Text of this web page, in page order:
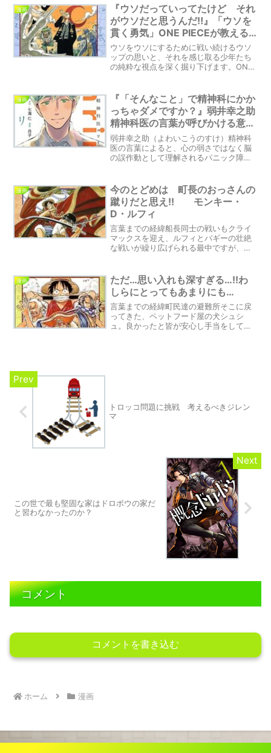
さを教えてくれるものです。私たちの日
常やビジネスにおいても、成功への意志
や共感を育む要素となるでしょう。この
言葉は挑戦を乗り越える勇気を与え、成
果を引き寄せる手助けとなるでしょう。
詳細な解説をブログ記事でお伝えしま
す。
漫画
『ウソだっていってたけど それ
がウソだと思うんだ‼』「ウソを
貫く勇気」ONE PIECEが教える
大切な想い
ウソをウソにするために戦い続けるウソ
ップの思いと、それを感じ取る少年たち
の純粋な視点を深く掘り下げます。ONE
漫画
『「そんなこと」で精神科にかか
っちゃダメですか？』弱井幸之助
精神科医の言葉が呼びかける意識
の重要性
弱井幸之助（よわいこうのすけ）精神科
医の言葉によると、心の弱さではなく脳
の誤作動として理解されるパニック障害
ても考察されており、精神病患者が多い
けど自殺は少ない国という状況を比較し
ています。精神科医として活躍する弱井
の言葉に触れながら、精神科への理解と
意識の重要性について考える一冊です。
漫画
今のとどめは 町長のおっさんの
蹴りだと思え!! モンキー・
D・ルフィ
言葉までの経緯船長同士の戦いもクライ
マックスを迎え、ルフィとバギーの壮絶
な戦いが繰り広げられる最中ですが、自
から宝を盗もうとします。勿論、バギー
は自身で集めた財宝である...
漫画
ただ…思い入れも深すぎる…!!わ
しらにとってもあまりにも…
言葉までの経緯町民達の避難所そこに戻
ってきた、ペットフード屋の犬シュシ
ュ。良かったと皆が安心し手当をしてく
トロッコ問題に挑戦 考えるべきジレン
マ
この世で最も堅固な家はドロボウの家だ
と習わなかったのか？
コメント
コメントを書き込む
ホーム 漫画